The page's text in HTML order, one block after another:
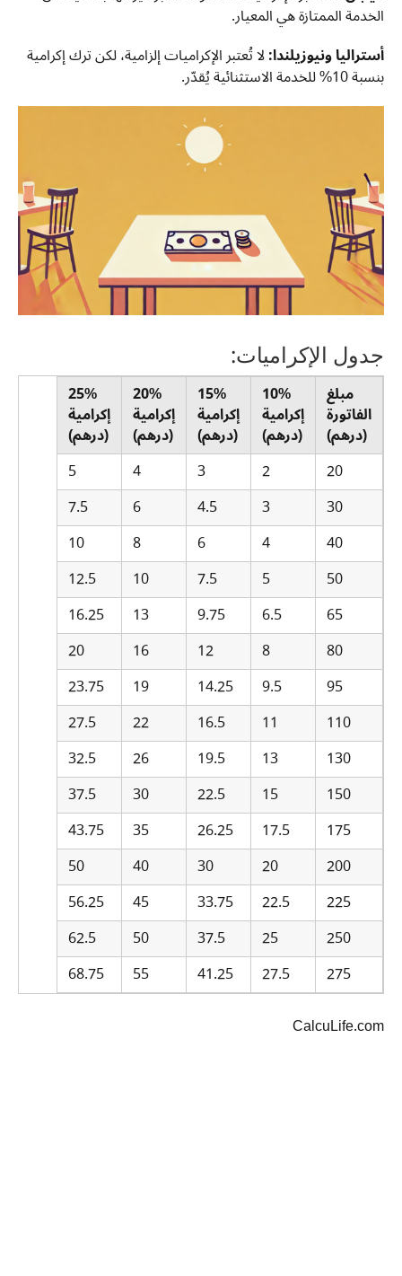
الخدمة الممتازة هي المعيار.
أستراليا ونيوزيلندا:لا تُعتبر الإكراميات إلزامية، لكن ترك إكرامية
بنسبة 10% للخدمة الاستثنائية يُقدّر.
جدول الإكراميات:
مبلغ
الفاتورة
(درهم)
10%
إكرامية
(درهم)
15%
إكرامية
(درهم)
20%
إكرامية
(درهم)
25%
إكرامية
(درهم)
20
2
3
4
5
30
3
4.5
6
7.5
40
4
6
8
10
50
5
7.5
10
12.5
65
6.5
9.75
13
16.25
80
8
12
16
20
95
9.5
14.25
19
23.75
110
11
16.5
22
27.5
130
13
19.5
26
32.5
150
15
22.5
30
37.5
175
17.5
26.25
35
43.75
200
20
30
40
50
225
22.5
33.75
45
56.25
250
25
37.5
50
62.5
275
27.5
41.25
55
68.75
CalcuLife.com